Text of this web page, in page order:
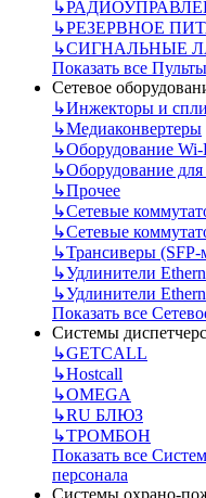
↳
↳РЕЗЕРВНОЕ
↳СИГНАЛЬНЫЕ
Показать все
Сетевое
↳Инжекторы и
↳Медиаконвертеры
↳Оборудование Wi-
↳Оборудование для
↳Прочее
↳Сетевые
↳Сетевые
↳Трансиверы (SFP-
↳Удлинители
↳Удлинители
Показать все
Системы
↳GETCALL
↳Hostcall
↳OMEGA
↳RU БЛЮЗ
↳ТРОМБОН
Показать все
персонала
Системы охрано-